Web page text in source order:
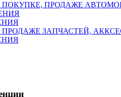
ПРОДАЖЕ
ЗАПЧАСТЕЙ,